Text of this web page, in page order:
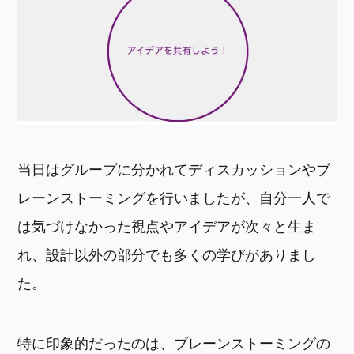
当日はグループに分かれてディスカッションやブ
レーンストーミングを行いましたが、自分一人で
は気づけなかった視点やアイデアが次々と生ま
れ、設計以外の部分でも多くの学びがありまし
た。
特に印象的だったのは、ブレーンストーミングの